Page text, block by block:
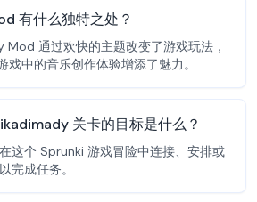
有什么独特之处？
Mod 通过欢快的主题改变了游戏玩法，
戏中的音乐创作体验增添了魅力。
关卡的目标是什么？
这个 Sprunki 游戏冒险中连接、安排或
完成任务。